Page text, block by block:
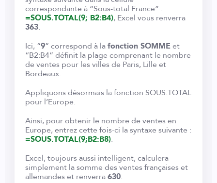
correspondante à “Sous-total France” :
=SOUS.TOTAL(9; B2:B4), Excel vous renverra
363.
Ici, “9” correspond à lafonction SOMMEet
“B2:B4” définit la plage comprenant le nombre
de ventes pour les villes de Paris, Lille et
Bordeaux.
Appliquons désormais la fonction SOUS.TOTAL
pour l’Europe.
Ainsi, pour obtenir le nombre de ventes en
Europe, entrez cette fois-ci la syntaxe suivante :
=SOUS.TOTAL(9;B2:B8).
Excel, toujours aussi intelligent, calculera
simplement la somme des ventes françaises et
allemandes et renverra630.